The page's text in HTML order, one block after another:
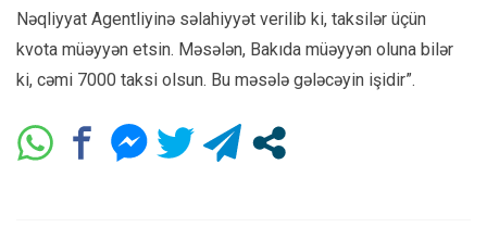
Nəqliyyat Agentliyinə səlahiyyət verilib ki, taksilər üçün
kvota müəyyən etsin. Məsələn, Bakıda müəyyən oluna bilər
ki, cəmi 7000 taksi olsun. Bu məsələ gələcəyin işidir”.